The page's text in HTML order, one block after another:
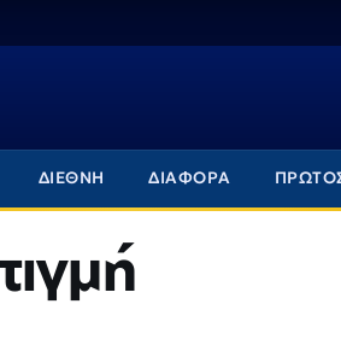
ΔΙΕΘΝΗ ΔΙΑΦΟΡΑ